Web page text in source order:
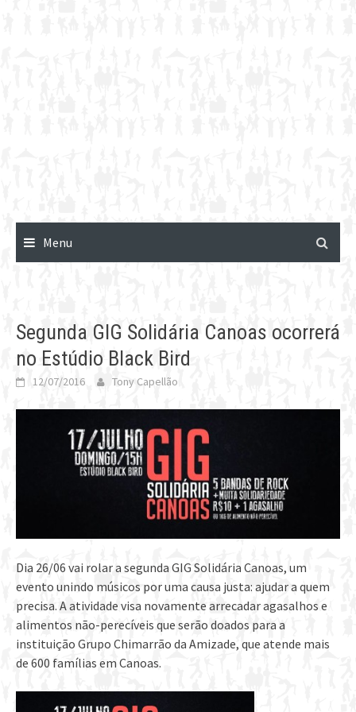
Menu
Segunda GIG Solidária Canoas ocorrerá
no Estúdio Black Bird
12/07/2016 Tony Capellão
Dia 26/06 vai rolar a segunda GIG Solidária Canoas, um
evento unindo músicos por uma causa justa: ajudar a quem
precisa. A atividade visa novamente arrecadar agasalhos e
alimentos não-perecíveis que serão doados para a
instituição Grupo Chimarrão da Amizade, que atende mais
de 600 famílias em Canoas.